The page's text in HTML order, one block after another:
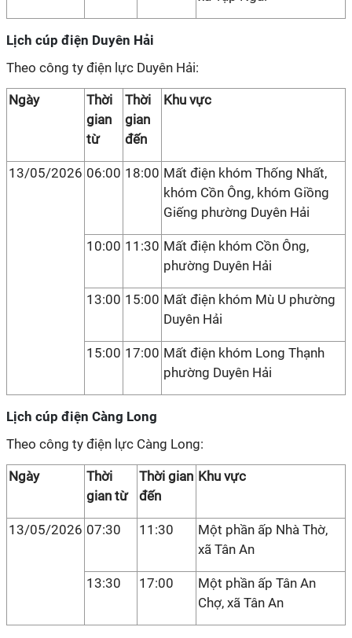
Lịch cúp điện Duyên Hải
Theo công ty điện lực Duyên Hải:
Ngày
Thời
gian
từ
Thời
gian
đến
Khu vực
13/05/2026 06:00 18:00 Mất điện khóm Thống Nhất,
khóm Cồn Ông, khóm Giồng
Giếng phường Duyên Hải
10:00 11:30 Mất điện khóm Cồn Ông,
phường Duyên Hải
13:00 15:00 Mất điện khóm Mù U phường
Duyên Hải
15:00 17:00 Mất điện khóm Long Thạnh
phường Duyên Hải
Lịch cúp điện Càng Long
Theo công ty điện lực Càng Long:
Ngày
Thời
gian từ
Thời gian
đến
Khu vực
13/05/2026 07:30 11:30
Một phần ấp Nhà Thờ,
xã Tân An
13:30 17:00
Một phần ấp Tân An
Chợ, xã Tân An